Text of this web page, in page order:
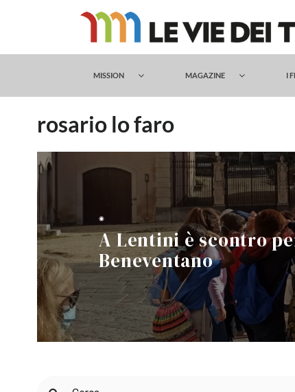
MISSION MAGAZINE I
rosario lo faro
◉
A Lentini è scontro
Beneventano